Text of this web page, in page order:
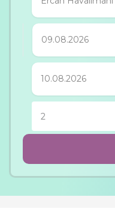
2